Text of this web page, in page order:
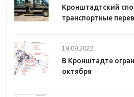
Кронштадтский
транспортные
19.09.2022.
В Кронштадте
октября